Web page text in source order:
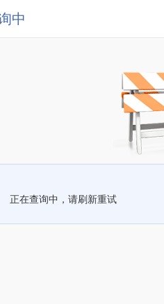
中
正在查询中，请刷新重试